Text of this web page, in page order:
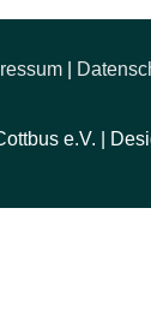
e.V. |
|